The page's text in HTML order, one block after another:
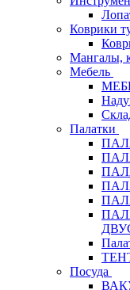
Коврики
Мангалы,
Мебель
Палатки
Посуда